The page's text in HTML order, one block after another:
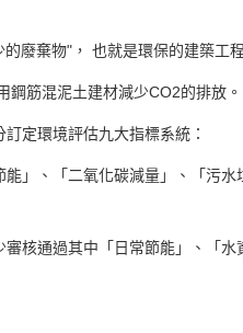
廢棄物"， 也就是環保的建築工程
筋混泥土建材減少CO2的排放。
定環境評估九大指標系統：
」、「二氧化碳減量」、「污
核通過其中「日常節能」、「